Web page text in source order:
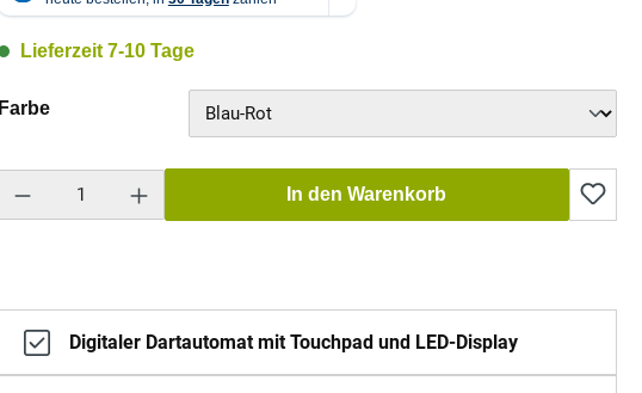
Lieferzeit 7-10 Tage
Farbeauswählen
Produkt Anzahl: Gib den gewünschten Wert ein oder benutze die Schaltflächen um die Anzahl zu
In den Warenkorb
Digitaler Dartautomat mit Touchpad und LED-Display